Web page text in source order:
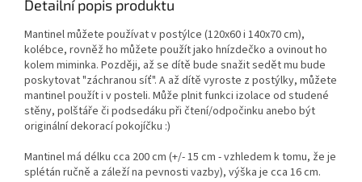
Detailní popis produktu
Mantinel můžete používat v postýlce (120x60 i 140x70 cm),
kolébce, rovněž ho můžete použít jako hnízdečko a ovinout ho
kolem miminka. Později, až se dítě bude snažit sedět mu bude
poskytovat "záchranou síť". A až dítě vyroste z postýlky, můžete
mantinel použít i v posteli. Může plnit funkci izolace od studené
stěny, polštáře či podsedáku při čtení/odpočinku anebo být
originální dekorací pokojíčku :)
Mantinel má délku cca 200 cm (+/- 15 cm - vzhledem k tomu, že je
splétán ručně a záleží na pevnosti vazby), výška je cca 16 cm.